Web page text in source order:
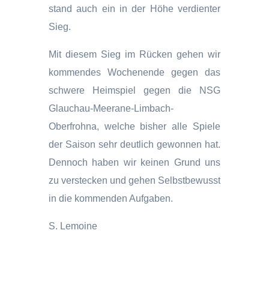
stand auch ein in der Höhe verdienter
Sieg.
Mit diesem Sieg im Rücken gehen wir
kommendes Wochenende gegen das
schwere Heimspiel gegen die NSG
Glauchau-Meerane-Limbach-
Oberfrohna, welche bisher alle Spiele
der Saison sehr deutlich gewonnen hat.
Dennoch haben wir keinen Grund uns
zu verstecken und gehen Selbstbewusst
in die kommenden Aufgaben.
S. Lemoine